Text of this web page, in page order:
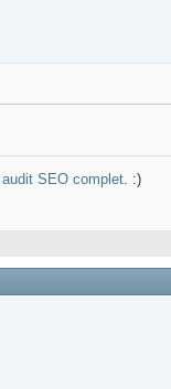
audit SEO complet. :)